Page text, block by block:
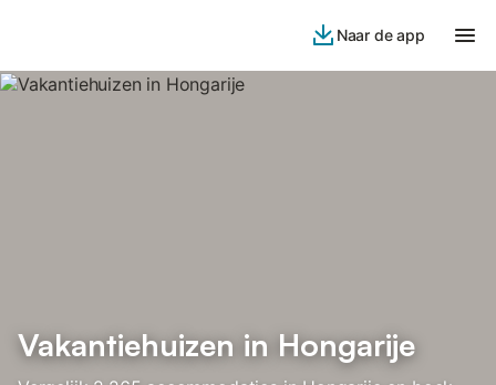
Naar de app
Vakantiehuizen in Hongarije